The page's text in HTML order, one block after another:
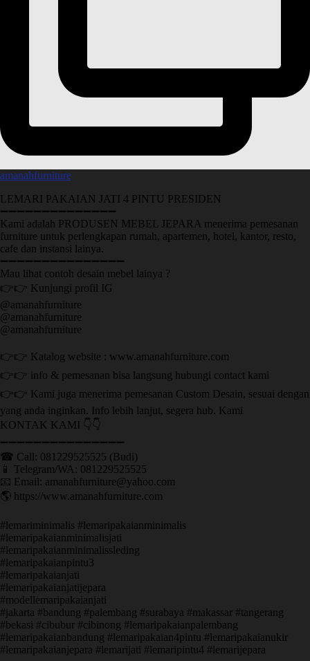
amanahfurniture
LEMARI PAKAIAN JATI 4 PINTU PRESIDEN
➖➖➖➖➖➖➖➖➖➖➖➖➖➖
Kami adalah PRODUSEN MEBEL JEPARA menerima pemesanan
furniture untuk perlengkapan rumah, apartemen, hotel, kantor, resto,
cafe dan instansi lainya.
➖➖➖➖➖➖➖➖➖➖➖➖➖➖➖
Mau lihat contoh desain mebel lainya ?
👉👉 Kunjungi profil IG
@amanahfurniture
@amanahfurniture
@amanahfurniture
👉👉 Katalog website : www.amanahfurniture.com
👉👉 info & pemesanan bisa langsung hubungi contact kami
👉👉 Kami juga menerima pemesanan Custom Desain, sesuai dengan
yang anda inginkan. Info lebih lanjut, segera hub. Kami
KONTAK KAMI 👇👇
➖➖➖➖➖➖➖➖➖➖➖➖➖➖➖ ㅤ
☎ Call: 081229525525 (Budi)
📱 Telegram/WA: 081229525525
📧 Email: amanahfurniture@yahoo.com
🌎 https://www.amanahfurniture.com
#lemariminimalis #lemaripakaianminimalis
#lemaripakaianminimalisjati
#lemaripakaianminimalissleding
#lemaripakaianpintu3
#lemaripakaianjati
#lemaripakaianjatijepara
#modellemaripakaianjati
#jakarta #bandung #palembang #surabaya #makassar #tangerang
#bekasi #cibubur #cibinong #lemaripakaianpalembang
#lemaripakaianbandung #lemaripakaian4pintu #lemaripakaianukir
#lemaripakaianjepara #lemarijati #lemaripintu4 #lemarijepara